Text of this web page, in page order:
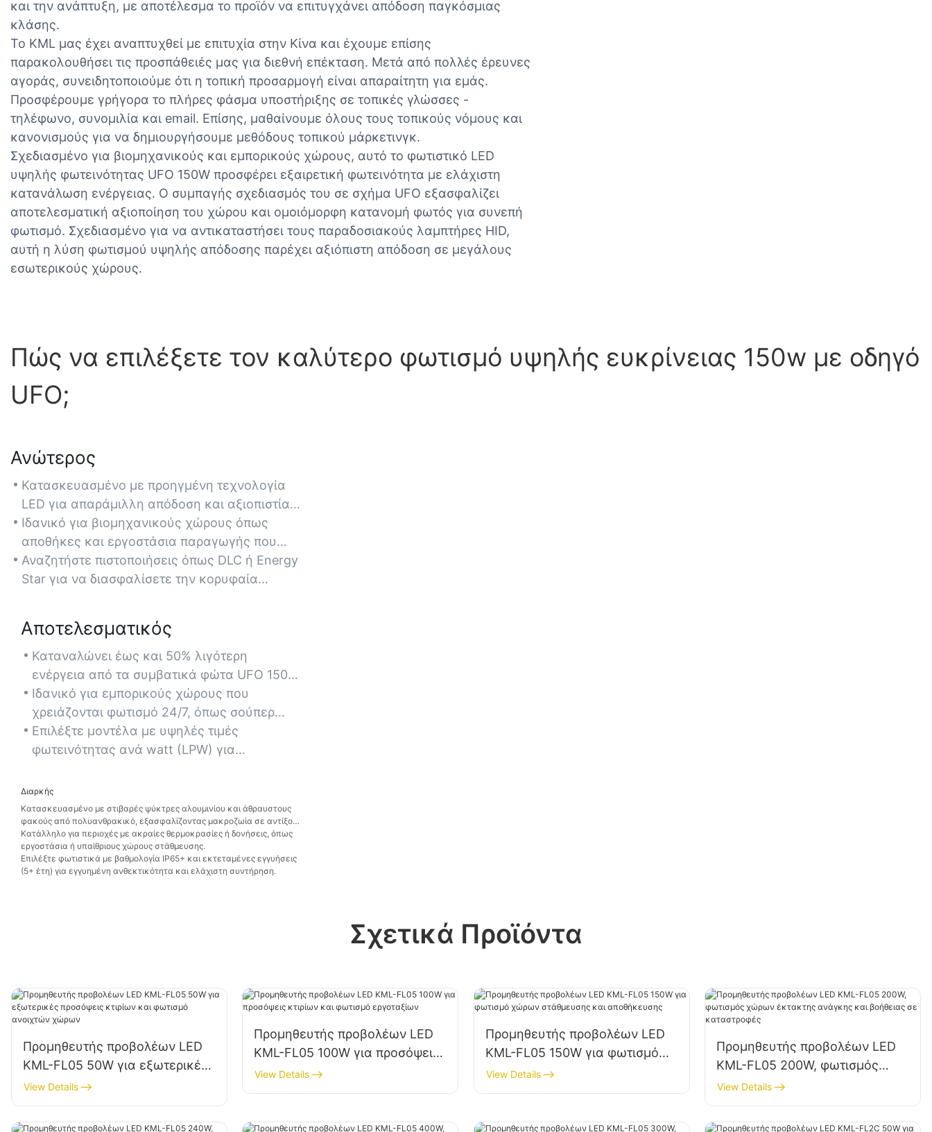
και την ανάπτυξη, με αποτέλεσμα το προϊόν να επιτυγχάνει απόδοση παγκόσμιας
κλάσης.
Το KML μας έχει αναπτυχθεί με επιτυχία στην Κίνα και έχουμε επίσης
παρακολουθήσει τις προσπάθειές μας για διεθνή επέκταση. Μετά από πολλές έρευνες
αγοράς, συνειδητοποιούμε ότι η τοπική προσαρμογή είναι απαραίτητη για εμάς.
Προσφέρουμε γρήγορα το πλήρες φάσμα υποστήριξης σε τοπικές γλώσσες -
τηλέφωνο, συνομιλία και email. Επίσης, μαθαίνουμε όλους τους τοπικούς νόμους και
κανονισμούς για να δημιουργήσουμε μεθόδους τοπικού μάρκετινγκ.
Σχεδιασμένο για βιομηχανικούς και εμπορικούς χώρους, αυτό το φωτιστικό LED
υψηλής φωτεινότητας UFO 150W προσφέρει εξαιρετική φωτεινότητα με ελάχιστη
κατανάλωση ενέργειας. Ο συμπαγής σχεδιασμός του σε σχήμα UFO εξασφαλίζει
αποτελεσματική αξιοποίηση του χώρου και ομοιόμορφη κατανομή φωτός για συνεπή
φωτισμό. Σχεδιασμένο για να αντικαταστήσει τους παραδοσιακούς λαμπτήρες HID,
αυτή η λύση φωτισμού υψηλής απόδοσης παρέχει αξιόπιστη απόδοση σε μεγάλους
εσωτερικούς χώρους.
Πώς να επιλέξετε τον καλύτερο φωτισμό υψηλής ευκρίνειας 150w με οδηγό
UFO;
Ανώτερος
Κατασκευασμένο με προηγμένη τεχνολογία
LED για απαράμιλλη απόδοση και αξιοπιστία,
ξεπερνώντας τα παραδοσιακά φώτα υψηλής
απόδοσης 150W σε φωτεινότητα και απόδοση.
Ιδανικό για βιομηχανικούς χώρους όπως
αποθήκες και εργοστάσια παραγωγής που
απαιτούν συνεπή φωτισμό υψηλής έντασης.
Αναζητήστε πιστοποιήσεις όπως DLC ή Energy
Star για να διασφαλίσετε την κορυφαία
Αποτελεσματικός
Καταναλώνει έως και 50% λιγότερη
ενέργεια από τα συμβατικά φώτα UFO 150W,
μειώνοντας σημαντικά το κόστος ηλεκτρικής
ενέργειας.
Ιδανικό για εμπορικούς χώρους που
χρειάζονται φωτισμό 24/7, όπως σούπερ
μάρκετ ή γυμναστήρια, χωρίς συμβιβασμούς
στην εξοικονόμηση ενέργειας.
Επιλέξτε μοντέλα με υψηλές τιμές
φωτεινότητας ανά watt (LPW) για
αποτελεσματικότητας και της
αποδοτικότητας.
Διαρκής
Κατασκευασμένο με στιβαρές ψύκτρες αλουμινίου και άθραυστους
φακούς από πολυανθρακικό, εξασφαλίζοντας μακροζωία σε αντίξοες
συνθήκες.
Κατάλληλο για περιοχές με ακραίες θερμοκρασίες ή δονήσεις, όπως
εργοστάσια ή υπαίθριους χώρους στάθμευσης.
Επιλέξτε φωτιστικά με βαθμολογία IP65+ και εκτεταμένες εγγυήσεις
(5+ έτη) για εγγυημένη ανθεκτικότητα και ελάχιστη συντήρηση.
Σχετικά Προϊόντα
Προμηθευτής προβολέων LED
KML-FL05 50W για εξωτερικές
προσόψεις κτιρίων και φωτισμό
ανοιχτών χώρων
View Details
Προμηθευτής προβολέων LED
KML-FL05 100W για προσόψεις
κτιρίων και φωτισμό
εργοταξίων
View Details
Προμηθευτής προβολέων LED
KML-FL05 150W για φωτισμό
χώρων στάθμευσης και
αποθήκευσης
View Details
Προμηθευτής προβολέων LED
KML-FL05 200W, φωτισμός
χώρων έκτακτης ανάγκης και
βοήθειας σε καταστροφές
View Details